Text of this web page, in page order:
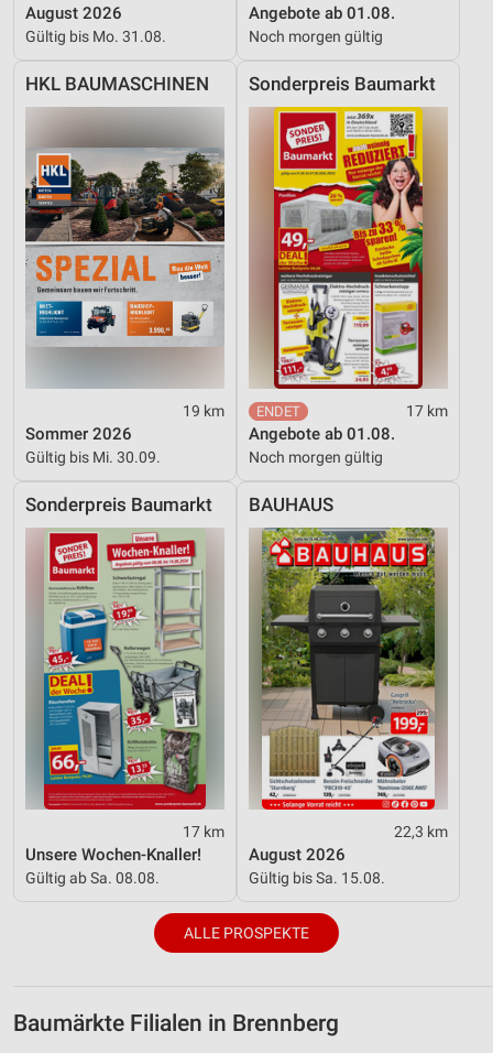
August 2026
Gültig bis Mo. 31.08.
Angebote ab 01.08.
Noch morgen gültig
HKL BAUMASCHINEN
19 km
Sommer 2026
Gültig bis Mi. 30.09.
Sonderpreis Baumarkt
17 km
Angebote ab 01.08.
Noch morgen gültig
Sonderpreis Baumarkt
17 km
Unsere Wochen-Knaller!
Gültig ab Sa. 08.08.
BAUHAUS
22,3 km
August 2026
Gültig bis Sa. 15.08.
ALLE PROSPEKTE
Baumärkte Filialen in Brennberg
Funktional
Werbung